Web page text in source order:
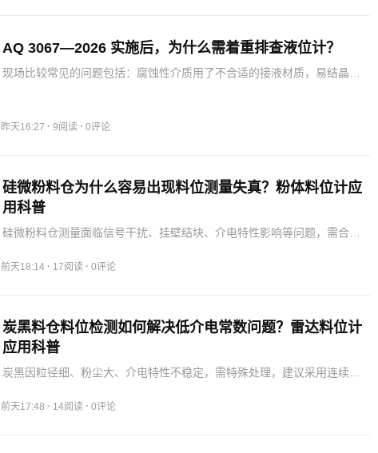
AQ 3067—2026 实施后，为什么需着重排查液位计？
现场比较常见的问题包括：腐蚀性介质用了不合适的接液材质，易结晶、
器或内部构件附近…
昨天16:27 · 9阅读 · 0评论
硅微粉料仓为什么容易出现料位测量失真？粉体料位计应
用科普
硅微粉料仓测量面临信号干扰、挂壁结块、介电特性影响等问题，需合理
前天18:14 · 17阅读 · 0评论
炭黑料仓料位检测如何解决低介电常数问题？雷达料位计
应用科普
炭黑因粒径细、粉尘大、介电特性不稳定，需特殊处理，建议采用连续测
前天17:48 · 14阅读 · 0评论